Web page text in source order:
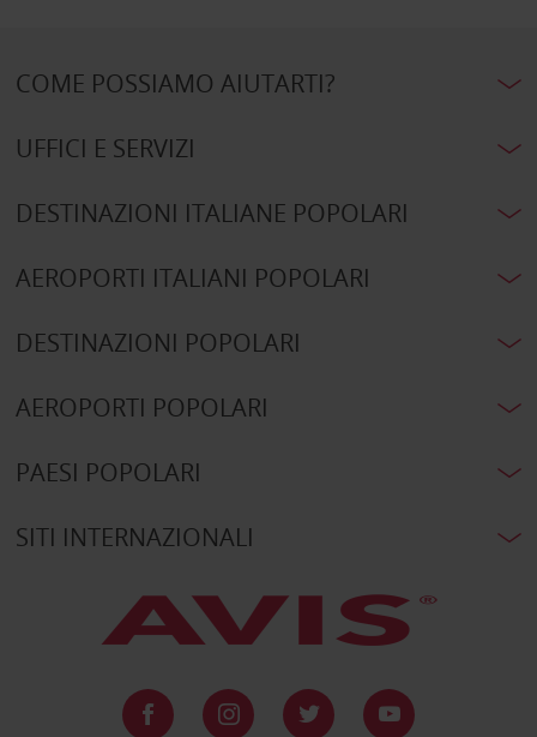
COME POSSIAMO AIUTARTI?
UFFICI E SERVIZI
DESTINAZIONI ITALIANE POPOLARI
AEROPORTI ITALIANI POPOLARI
DESTINAZIONI POPOLARI
AEROPORTI POPOLARI
PAESI POPOLARI
SITI INTERNAZIONALI